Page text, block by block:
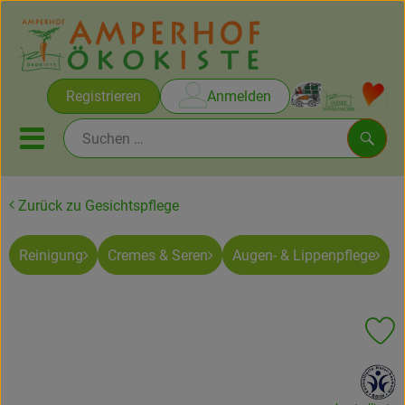
Registrieren Anmelden
Mobiles Menu öffnen oder
Rezepte
Zurück zu Gesichtspflege
Reinigung Cremes & Seren Augen- & Lippenpflege
, Verband: